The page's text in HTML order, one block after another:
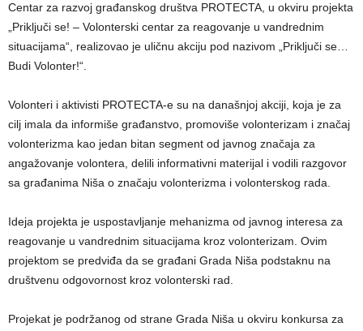
Centar za razvoj građanskog društva PROTECTA, u okviru projekta
„Priključi se! – Volonterski centar za reagovanje u vandrednim
situacijama“, realizovao je uličnu akciju pod nazivom „Priključi se…
Budi Volonter!“.
Volonteri i aktivisti PROTECTA-e su na današnjoj akciji, koja je za
cilj imala da informiše građanstvo, promoviše volonterizam i značaj
volonterizma kao jedan bitan segment od javnog značaja za
angažovanje volontera, delili informativni materijal i vodili razgovor
sa građanima Niša o značaju volonterizma i volonterskog rada.
Ideja projekta je uspostavljanje mehanizma od javnog interesa za
reagovanje u vandrednim situacijama kroz volonterizam. Ovim
projektom se predviđa da se građani Grada Niša podstaknu na
društvenu odgovornost kroz volonterski rad.
Projekat je podržanog od strane Grada Niša u okviru konkursa za